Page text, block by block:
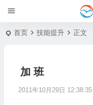
首页 技能提升 正文
加 班
2011年10月29日 12:38:35